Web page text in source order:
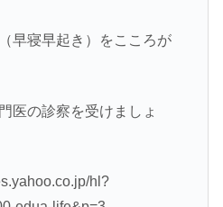
早寝早起き）をこころが
の診察を受けましょ
hl?